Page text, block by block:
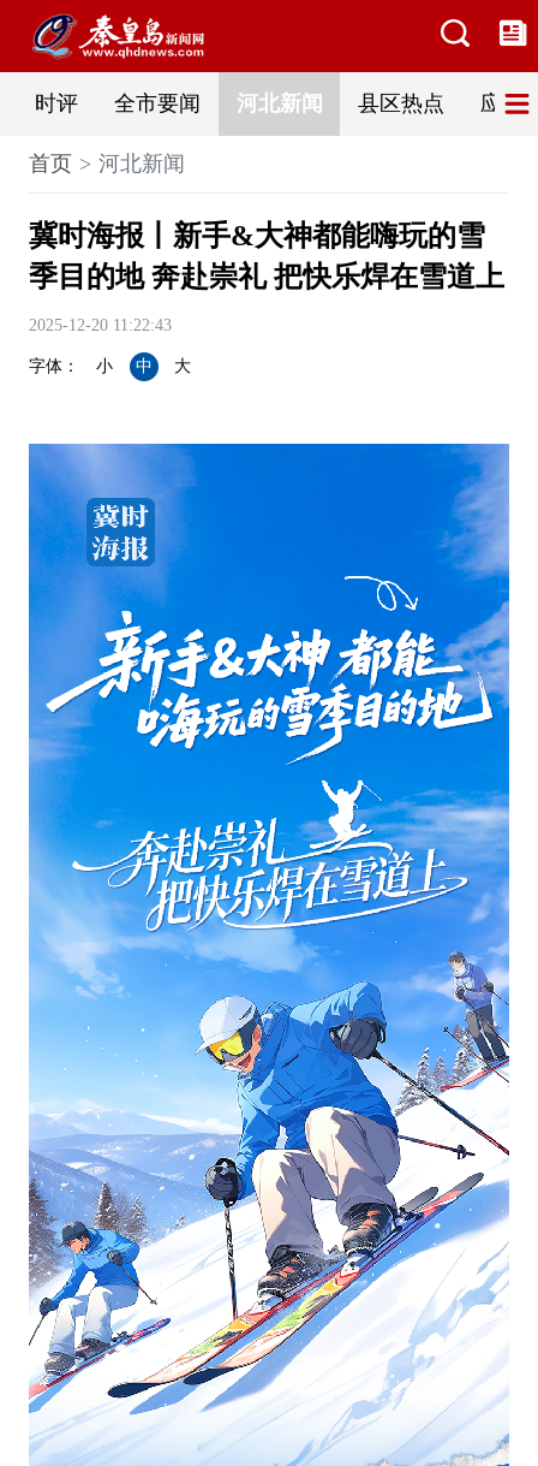
时评 全市要闻 河北新闻 县区热点 应急
首页 河北新闻
冀时海报丨新手&大神都能嗨玩的雪
季目的地 奔赴崇礼 把快乐焊在雪道上
2025-12-20 11:22:43
字体： 小 中 大